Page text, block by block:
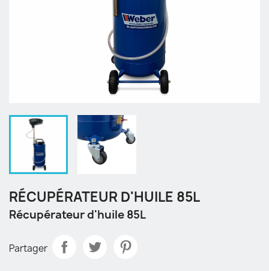
RÉCUPÉRATEUR D'HUILE 85L
Récupérateur d'huile 85L
Partager